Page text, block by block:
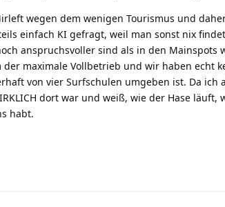
wegen dem wenigen Tourismus und
einfach KI gefragt, weil man sonst nix
anspruchsvoller sind als in den Mainspots
maximale Vollbetrieb und wir haben echt
von vier Surfschulen umgeben ist. Da ich
dort war und weiß, wie der Hase läuft,
habt.